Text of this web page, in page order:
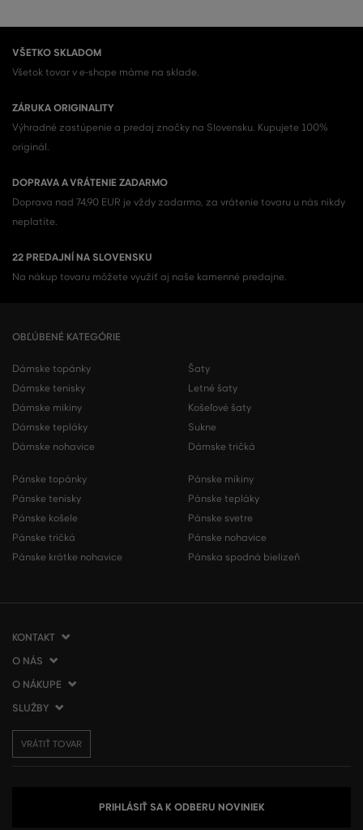
VŠETKO SKLADOM
Všetok tovar v e-shope máme na sklade.
ZÁRUKA ORIGINALITY
Výhradné zastúpenie a predaj značky na Slovensku. Kupujete 100%
originál.
DOPRAVA A VRÁTENIE ZADARMO
Doprava nad 74,90 EUR je vždy zadarmo, za vrátenie tovaru u nás nikdy
neplatíte.
22 PREDAJNÍ NA SLOVENSKU
Na nákup tovaru môžete využiť aj naše kamenné predajne.
OBĽÚBENÉ KATEGÓRIE
Dámske topánky
Dámske tenisky
Dámske mikiny
Dámske tepláky
Dámske nohavice
Šaty
Letné šaty
Košeľové šaty
Sukne
Dámske tričká
Pánske topánky
Pánske tenisky
Pánske košele
Pánske tričká
Pánske krátke nohavice
Pánske mikiny
Pánske tepláky
Pánske svetre
Pánske nohavice
Pánska spodná bielizeň
KONTAKT
VERMONT Services Slovakia s. r. o.
Vlčie hrdlo 53
tel.:+421 2 3500 3000
info@gant.sk
O NÁS
O spoločnosti
Kontakt
Affiliate program
O NÁKUPE
Ako nakupovať
Vrátenie tovaru
Spracovanie osobných údajov
SLUŽBY
Doprava a platba
Darčekové poukážky
VRÁTIŤ TOVAR
PRIHLÁSIŤ SA K ODBERU NOVINIEK